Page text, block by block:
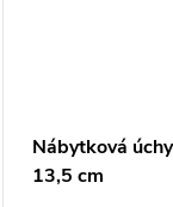
Nábytková
13,5 cm